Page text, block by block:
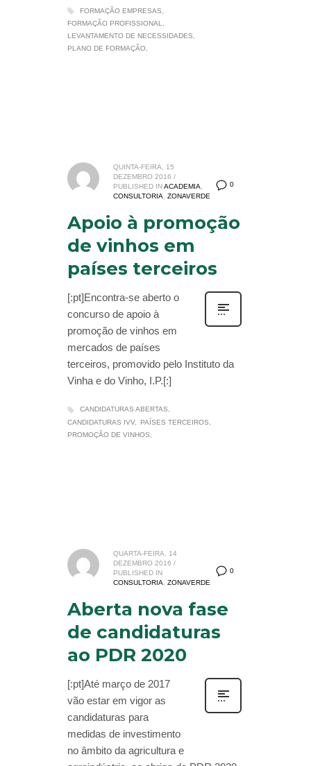
FORMAÇÃO EMPRESAS
FORMAÇÃO PROFISSIONAL
LEVANTAMENTO DE NECESSIDADES
PLANO DE FORMAÇÃO
0
QUINTA-FEIRA, 15
DEZEMBRO 2016 /
PUBLISHED IN ACADEMIA,
CONSULTORIA,ZONAVERDE
Apoio à promoção
de vinhos em
países terceiros
[:pt]Encontra-se aberto o
concurso de apoio à
promoção de vinhos em
mercados de países
terceiros, promovido pelo Instituto da
Vinha e do Vinho, I.P.[:]
CANDIDATURAS ABERTAS
CANDIDATURAS IVV
PAÍSES TERCEIROS
PROMOÇÃO DE VINHOS
0
QUARTA-FEIRA, 14
DEZEMBRO 2016 /
PUBLISHED IN
CONSULTORIA
,ZONAVERDE
Aberta nova fase
de candidaturas
ao PDR 2020
[:pt]Até março de 2017
vão estar em vigor as
candidaturas para
medidas de investimento
no âmbito da agricultura e